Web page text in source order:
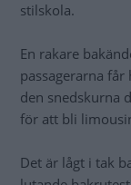
stilskola.
En rakare
passagerarna
den snedskurna
för att bli
Det är lågt i tak